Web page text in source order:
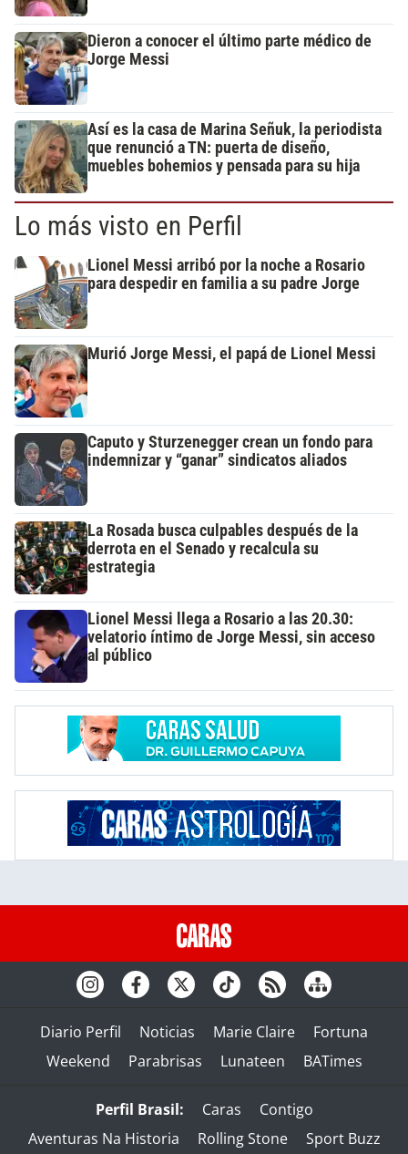
Dieron a conocer el último parte médico de
Jorge Messi
Así es la casa de Marina Señuk, la periodista
que renunció a TN: puerta de diseño,
muebles bohemios y pensada para su hija
Lo más visto en Perfil
Lionel Messi arribó por la noche a Rosario
para despedir en familia a su padre Jorge
Murió Jorge Messi, el papá de Lionel Messi
Caputo y Sturzenegger crean un fondo para
indemnizar y “ganar” sindicatos aliados
La Rosada busca culpables después de la
derrota en el Senado y recalcula su
estrategia
Lionel Messi llega a Rosario a las 20.30:
velatorio íntimo de Jorge Messi, sin acceso
al público
Diario Perfil Noticias Marie Claire
Fortuna
Weekend
Parabrisas Lunateen BATimes
Perfil Brasil: Caras
Contigo
Aventuras Na Historia
Rolling Stone Sport Buzz